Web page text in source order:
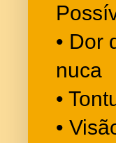
• Dor
nuca
•
•